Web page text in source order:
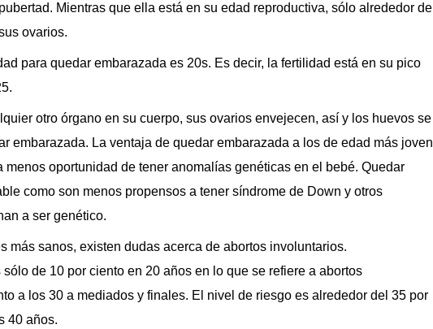
Mientras que ella está en su edad reproductiva, sólo alrededor de
ovarios.
para quedar embarazada es 20s. Es decir, la fertilidad está en su pico
otro órgano en su cuerpo, sus ovarios envejecen, así y los huevos se
embarazada. La ventaja de quedar embarazada a los de edad más joven
oportunidad de tener anomalías genéticas en el bebé. Quedar
como son menos propensos a tener síndrome de Down y otros
a ser genético.
más sanos, existen dudas acerca de abortos involuntarios.
de 10 por ciento en 20 años en lo que se refiere a abortos
a los 30 a mediados y finales. El nivel de riesgo es alrededor del 35 por
40 años.